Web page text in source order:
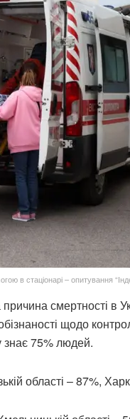
в стаціонарі – опитування
смертності в
щодо
знає 75% людей.
області – 87%,